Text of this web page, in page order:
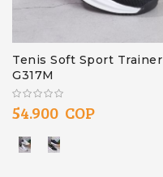
Tenis Soft Sport Trainer
G317M
54.900 COP